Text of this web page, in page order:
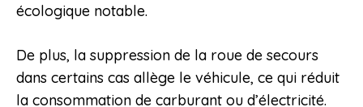
écologique notable.
De plus, la suppression de la roue de secours
dans certains cas allège le véhicule, ce qui réduit
la consommation de carburant ou d’électricité.